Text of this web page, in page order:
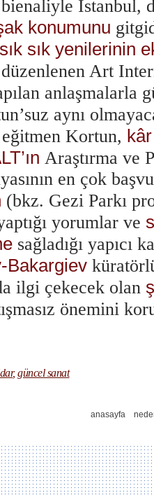
İstanbul,
konumunu
sık sık yenilerinin
Art
anlaşmalarla
aynı
Kortun,
Araştırma ve
en çok
(bkz. Gezi Parkı
yorumlar ve
sağladığı yapıcı
Bakargiev
ilgi çekecek olan
önemini
,güncel sanat
anasayfa